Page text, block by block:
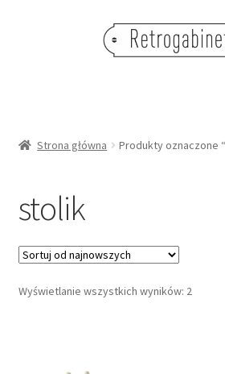
NA STÓŁ
DEKORACJE
OŚWIETLENIE
Strona główna Produkty oznaczone
stolik
Wyświetlanie wszystkich wyników: 2